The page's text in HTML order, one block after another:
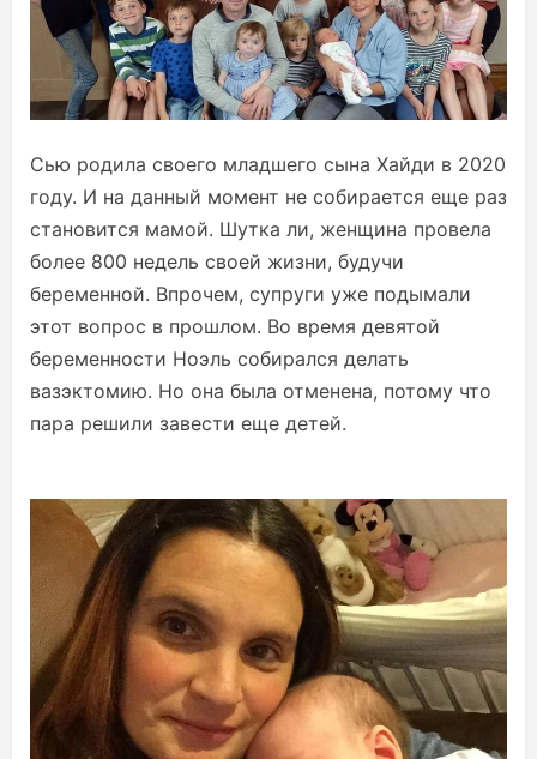
Сью родила своего младшего сына Хайди в 2020
году. И на данный момент не собирается еще раз
становится мамой. Шутка ли, женщина провела
более 800 недель своей жизни, будучи
беременной. Впрочем, супруги уже подымали
этот вопрос в прошлом. Во время девятой
беременности Ноэль собирался делать
вазэктомию. Но она была отменена, потому что
пара решили завести еще детей.